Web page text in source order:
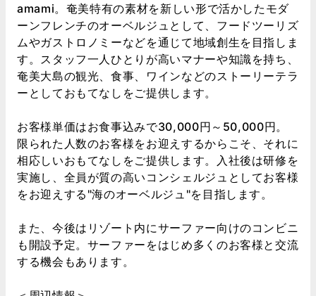
amami。奄美特有の素材を新しい形で活かしたモダ
ーンフレンチのオーベルジュとして、フードツーリズ
ムやガストロノミーなどを通じて地域創生を目指しま
す。スタッフ一人ひとりが高いマナーや知識を持ち、
奄美大島の観光、食事、ワインなどのストーリーテラ
ーとしておもてなしをご提供します。
お客様単価はお食事込みで30,000円～50,000円。
限られた人数のお客様をお迎えするからこそ、それに
相応しいおもてなしをご提供します。入社後は研修を
実施し、全員が質の高いコンシェルジュとしてお客様
をお迎えする"海のオーベルジュ"を目指します。
また、今後はリゾート内にサーファー向けのコンビニ
も開設予定。サーファーをはじめ多くのお客様と交流
する機会もあります。